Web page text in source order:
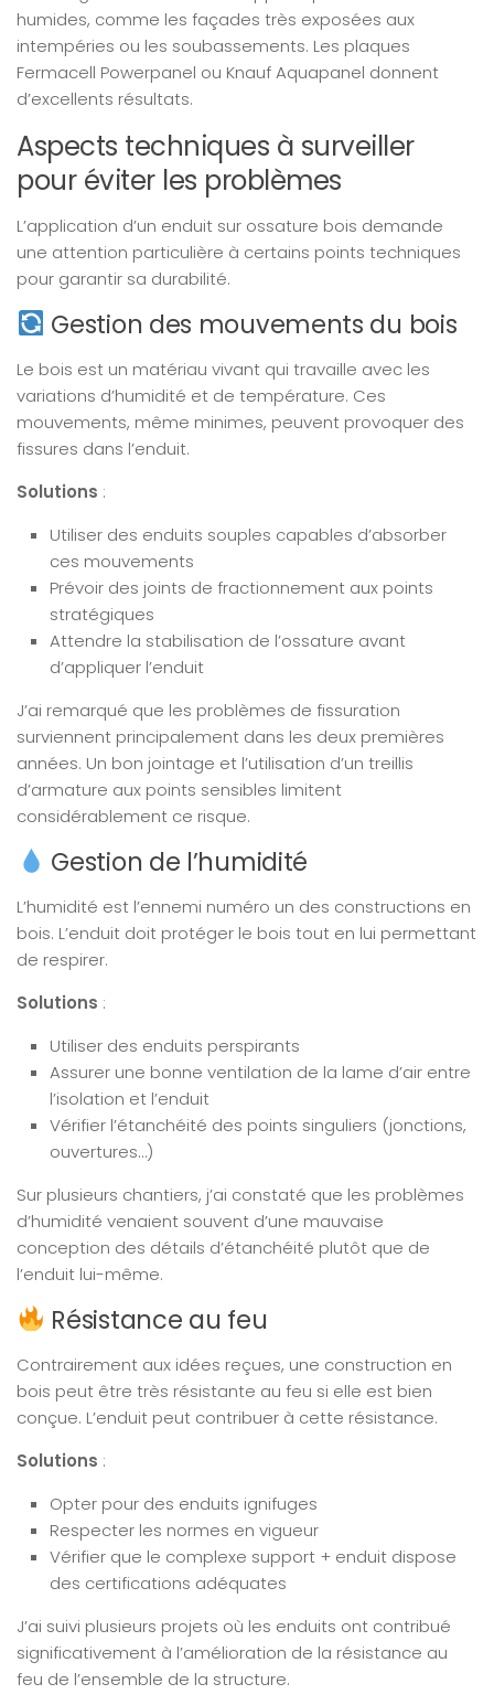
humides, comme les façades très exposées aux
intempéries ou les soubassements. Les plaques
Fermacell Powerpanel ou Knauf Aquapanel donnent
d’excellents résultats.
Aspects techniques à surveiller
pour éviter les problèmes
L’application d’un enduit sur ossature bois demande
une attention particulière à certains points techniques
pour garantir sa durabilité.
Gestion des mouvements du bois
Le bois est un matériau vivant qui travaille avec les
variations d’humidité et de température. Ces
mouvements, même minimes, peuvent provoquer des
fissures dans l’enduit.
Solutions :
Utiliser des enduits souples capables d’absorber
ces mouvements
Prévoir des joints de fractionnement aux points
stratégiques
Attendre la stabilisation de l’ossature avant
d’appliquer l’enduit
J’ai remarqué que les problèmes de fissuration
surviennent principalement dans les deux premières
années. Un bon jointage et l’utilisation d’un treillis
d’armature aux points sensibles limitent
considérablement ce risque.
Gestion de l’humidité
L’humidité est l’ennemi numéro un des constructions en
bois. L’enduit doit protéger le bois tout en lui permettant
de respirer.
Solutions :
Utiliser des enduits perspirants
Assurer une bonne ventilation de la lame d’air entre
l’isolation et l’enduit
Vérifier l’étanchéité des points singuliers (jonctions,
ouvertures…)
Sur plusieurs chantiers, j’ai constaté que les problèmes
d’humidité venaient souvent d’une mauvaise
conception des détails d’étanchéité plutôt que de
l’enduit lui-même.
Résistance au feu
Contrairement aux idées reçues, une construction en
bois peut être très résistante au feu si elle est bien
conçue. L’enduit peut contribuer à cette résistance.
Solutions :
Opter pour des enduits ignifuges
Respecter les normes en vigueur
Vérifier que le complexe support + enduit dispose
des certifications adéquates
J’ai suivi plusieurs projets où les enduits ont contribué
significativement à l’amélioration de la résistance au
feu de l’ensemble de la structure.